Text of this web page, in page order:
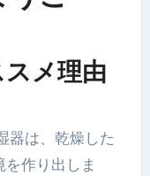
メ理由
器は、乾燥した
作り出しま